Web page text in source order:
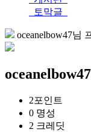
토막글
oceanelbow47님
oceanelbow47
2포인트
0 명성
2 크레딧